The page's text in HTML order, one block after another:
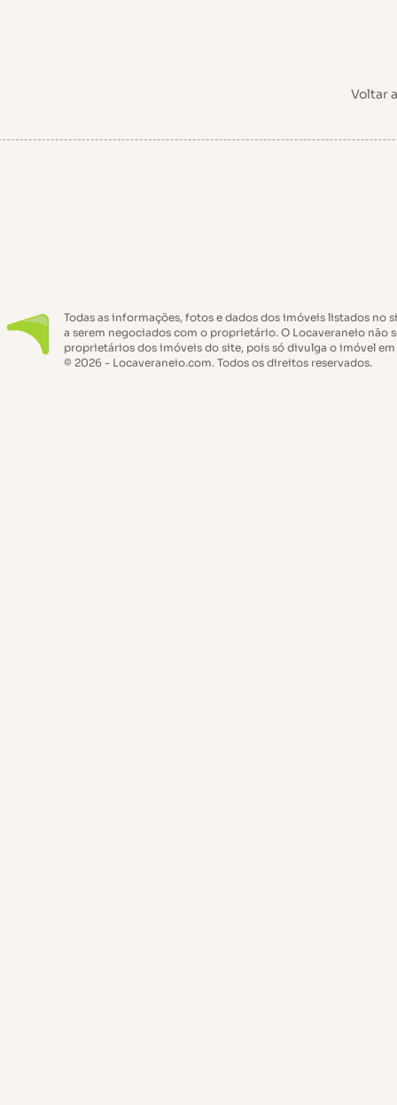
Voltar
Todas as informações, fotos e dados dos imóveis listados no
a serem negociados com o proprietário. O Locaveraneio
proprietários dos imóveis do site, pois só divulga o imóvel
© 2026 - Locaveraneio.com. Todos os direitos reservados.